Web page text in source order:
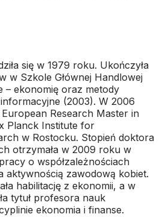
się w 1979 roku. Ukończyła
w Szkole Głównej Handlowej
– ekonomię oraz metody
(2003). W 2006
European Research Master in
Planck Institute for
w Rostocku. Stopień doktora
otrzymała w 2009 roku w
o współzależnościach
aktywnością zawodową kobiet.
habilitację z ekonomii, a w
tytuł profesora nauk
ekonomia i finanse.